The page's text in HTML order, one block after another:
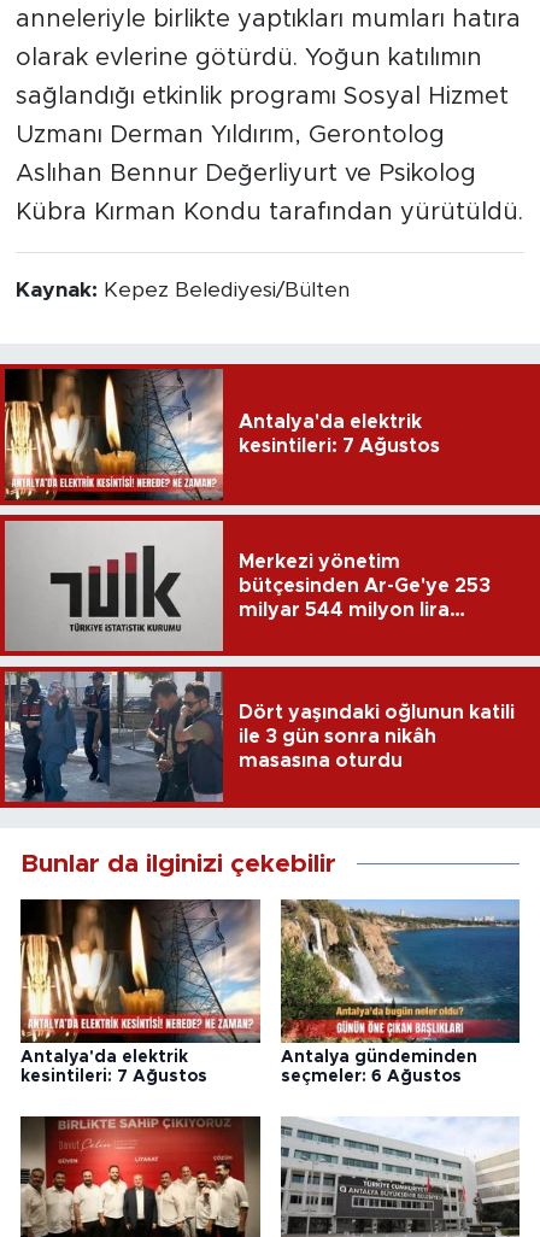
anneleriyle birlikte yaptıkları mumları hatıra
olarak evlerine götürdü. Yoğun katılımın
sağlandığı etkinlik programı Sosyal Hizmet
Uzmanı Derman Yıldırım, Gerontolog
Aslıhan Bennur Değerliyurt ve Psikolog
Kübra Kırman Kondu tarafından yürütüldü.
Kaynak: Kepez Belediyesi/Bülten
Antalya'da elektrik
kesintileri: 7 Ağustos
Merkezi yönetim
bütçesinden Ar-Ge'ye 253
milyar 544 milyon lira
Dört yaşındaki oğlunun katili
ile 3 gün sonra nikâh
masasına oturdu
Bunlar da ilginizi çekebilir
Antalya'da elektrik
kesintileri: 7 Ağustos
Antalya gündeminden
seçmeler: 6 Ağustos